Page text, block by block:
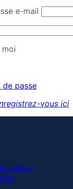
e-mail
moi
de passe
vous ici
suisse